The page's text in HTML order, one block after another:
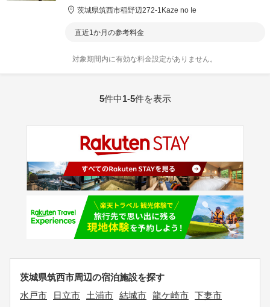
茨城県筑西市稲野辺272-1 Kaze no Ie
直近1か月の参考料金
対象期間内に有効な料金設定がありません。
5件中1-5件を表示
茨城県筑西市周辺の宿泊施設を探す
水戸市
日立市 土浦市 結城市 龍ケ崎市 下妻市